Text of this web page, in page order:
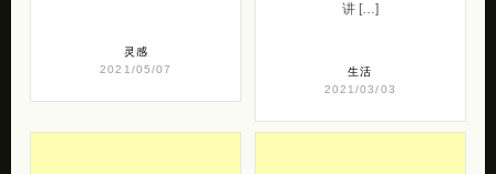
灵感
2021/05/07
讲 […]
生活
2021/03/03